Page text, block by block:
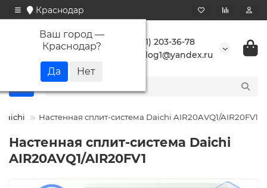
Краснодар
Ваш город —
Краснодар?
+7 (861) 203-36-78
buranlog1@yandex.ru
Daichi Настенная сплит-система Daichi AIR20AVQ1/AIR20FV1
Настенная сплит-система Daichi
AIR20AVQ1/AIR20FV1